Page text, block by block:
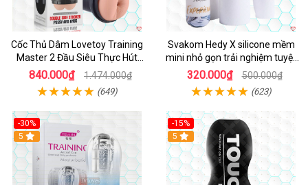
Cốc Thủ Dâm Lovetoy Training
Master 2 Đầu Siêu Thực Hút
Mạnh
840.000₫ 1.474.000₫
(649)
Svakom Hedy X silicone mềm
mini nhỏ gọn trải nghiệm tuyệt
vời
320.000₫ 500.000₫
(623)
-30%
Hot
5
-15%
5